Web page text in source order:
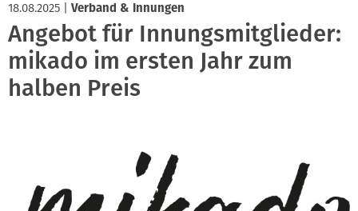
18.08.2025 Verband & Innungen
Angebot für Innungsmitglieder:
mikado im ersten Jahr zum
halben Preis